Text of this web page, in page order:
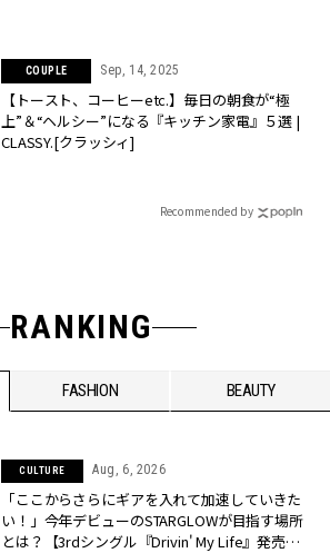
COUPLE Sep, 14, 2025
【トースト、コーヒーetc.】毎日の朝食が“極
上”＆“ヘルシー”になる『キッチン家電』５選 |
CLASSY.[クラッシィ]
Recommended by
RANKING
FASHION BEAUTY
CULTURE Aug, 6, 2026
「ここからさらにギアを入れて加速していきた
い！」今年デビューのSTARGLOWが目指す場所
とは？【3rdシングル『Drivin' My Life』発売】 |